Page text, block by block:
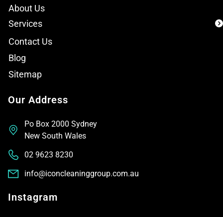
About Us
Services
Contact Us
Blog
Sitemap
Our Address
Po Box 2000 Sydney
New South Wales
02 9623 8230
info@iconcleaninggroup.com.au
Instagram